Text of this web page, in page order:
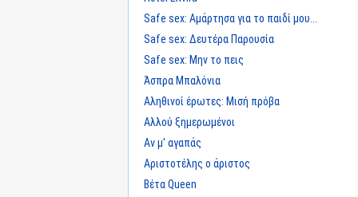
Safe sex: Αμάρτησα για το παιδί μου...
Safe sex: Δευτέρα Παρουσία
Safe sex: Μην το πεις
Άσπρα Μπαλόνια
Αληθινοί έρωτες: Μισή πρόβα
Αλλού ξημερωμένοι
Αν μ' αγαπάς
Αριστοτέλης ο άριστος
Βέτα Queen